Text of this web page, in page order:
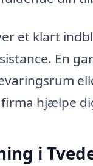
et klart
En
hjælpe
i